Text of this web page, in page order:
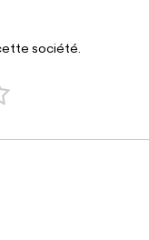
société.